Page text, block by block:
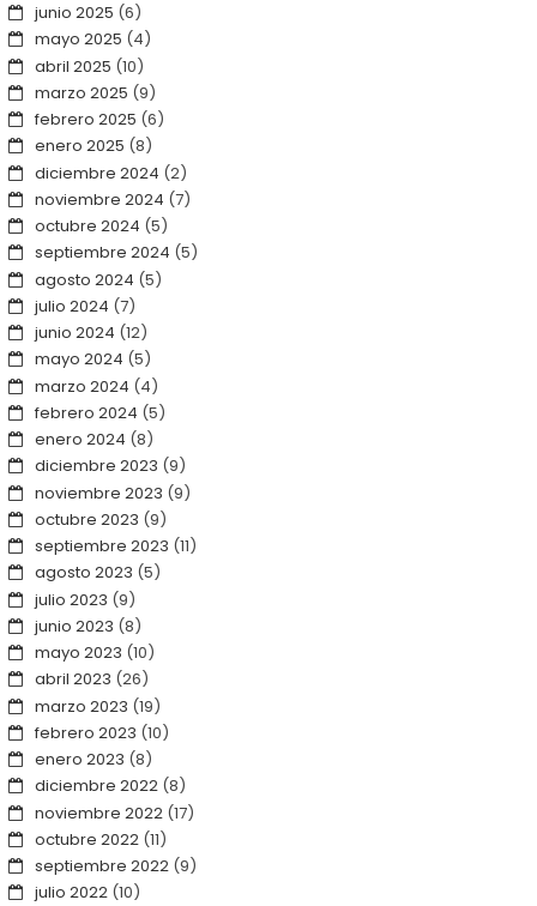
junio 2025 (6)
mayo 2025 (4)
abril 2025 (10)
marzo 2025 (9)
febrero 2025 (6)
enero 2025 (8)
diciembre 2024 (2)
noviembre 2024 (7)
octubre 2024 (5)
septiembre 2024 (5)
agosto 2024 (5)
julio 2024 (7)
junio 2024 (12)
mayo 2024 (5)
marzo 2024 (4)
febrero 2024 (5)
enero 2024 (8)
diciembre 2023 (9)
noviembre 2023 (9)
octubre 2023 (9)
septiembre 2023 (11)
agosto 2023 (5)
julio 2023 (9)
junio 2023 (8)
mayo 2023 (10)
abril 2023 (26)
marzo 2023 (19)
febrero 2023 (10)
enero 2023 (8)
diciembre 2022(8)
noviembre 2022(17)
octubre 2022(11)
septiembre 2022(9)
julio 2022(10)